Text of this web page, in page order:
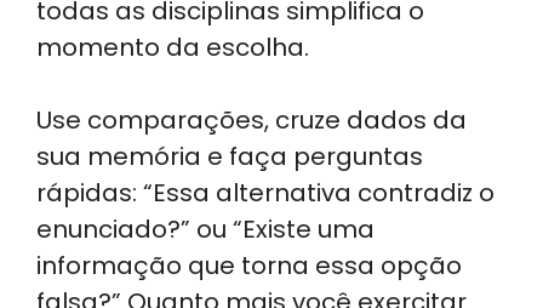
todas as disciplinas simplifica o
momento da escolha.
Use comparações, cruze dados da
sua memória e faça perguntas
rápidas: “Essa alternativa contradiz o
enunciado?” ou “Existe uma
informação que torna essa opção